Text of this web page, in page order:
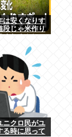
は安くなりす
段じゃ米作り
ニクロ民がユ
る時に思って